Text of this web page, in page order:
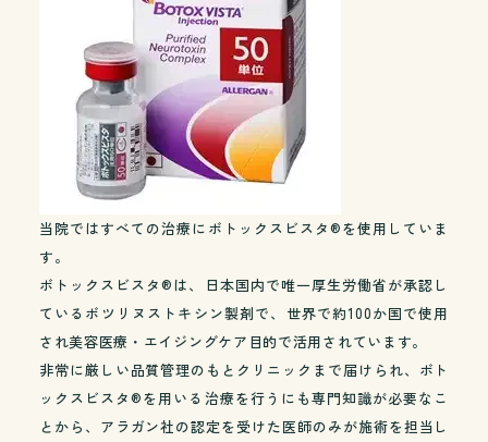
当院ではすべての治療にボトックスビスタ®を使用していま
す。
ボトックスビスタ®は、日本国内で唯一厚生労働省が承認し
ているボツリヌストキシン製剤で、世界で約100か国で使用
され美容医療・エイジングケア目的で活用されています。
非常に厳しい品質管理のもとクリニックまで届けられ、ボト
ックスビスタ®を用いる治療を行うにも専門知識が必要なこ
とから、アラガン社の認定を受けた医師のみが施術を担当し